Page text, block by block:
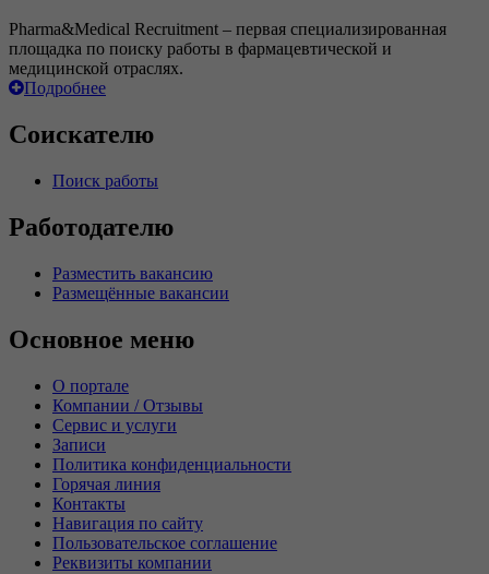
Pharma&Medical Recruitment – первая специализированная
площадка по поиску работы в фармацевтической и
медицинской отраслях.
Подробнее
Соискателю
Поиск работы
Работодателю
Разместить вакансию
Размещённые вакансии
Основное меню
О портале
Компании / Отзывы
Сервис и услуги
Записи
Политика конфиденциальности
Горячая линия
Контакты
Навигация по сайту
Пользовательское соглашение
Реквизиты компании